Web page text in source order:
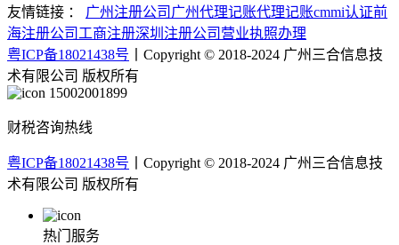
友情链接 ：
广州注册公司 广州代理记账代理记账cmmi认证前
海注册公司 工商注册深圳注册公司 营业执照办理
粤ICP备18021438号 丨Copyright © 2018-2024 广州三合信息技
术有限公司 版权所有
15002001899
财税咨询热线
粤ICP备18021438号 丨Copyright © 2018-2024 广州三合信息技
术有限公司 版权所有
热门服务